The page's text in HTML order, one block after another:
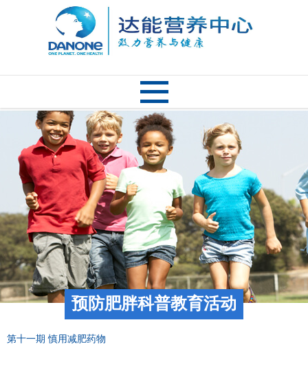
预防肥胖科普教育活动
第十一期 慎用减肥药物